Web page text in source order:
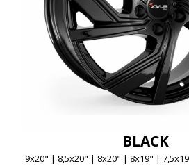
BLACK
9x20" | 8,5x20" | 8x20" | 8x19" |